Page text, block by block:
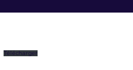
Télécharger